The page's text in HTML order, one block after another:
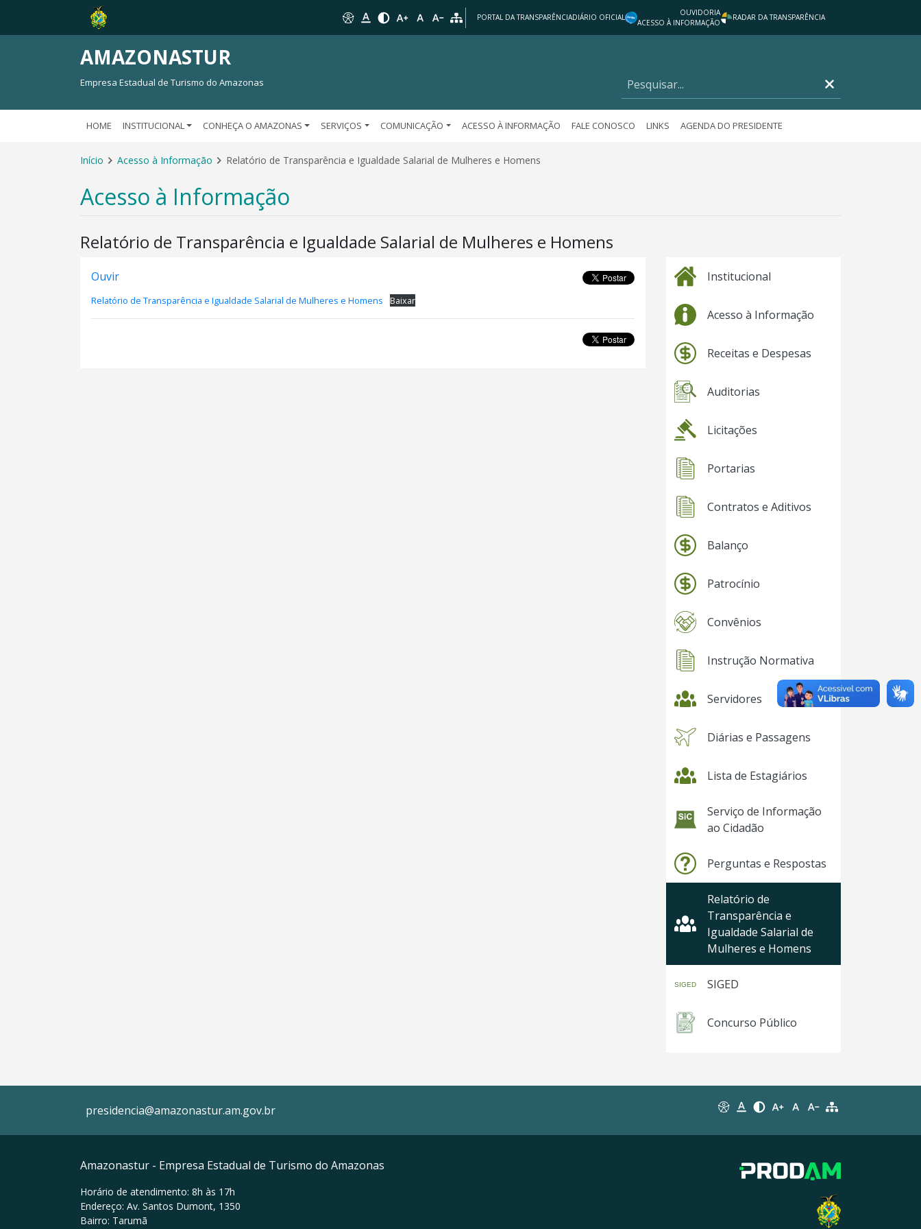
PORTAL DA TRANSPARÊNCIADIÁRIO OFICIAL
OUVIDORIA
ACESSO À INFORMAÇÃO
RADAR DA TRANSPARÊNCIA
AMAZONASTUR
Empresa Estadual de Turismo do Amazonas
HOME INSTITUCIONAL CONHEÇA O AMAZONAS SERVIÇOS COMUNICAÇÃO ACESSO À INFORMAÇÃO FALE CONOSCO LINKS AGENDA DO PRESIDENTE
Início Acesso à Informação Relatório de Transparência e Igualdade Salarial de Mulheres e Homens
Acesso à Informação
Institucional
Acesso à Informação
Receitas e Despesas
Auditorias
Licitações
Portarias
Contratos e Aditivos
Balanço
Patrocínio
Convênios
Instrução Normativa
Servidores
Diárias e Passagens
Lista de Estagiários
Serviço de Informação
ao Cidadão
Perguntas e Respostas
Relatório de
Transparência e
Igualdade Salarial de
Mulheres e Homens
SIGED
Concurso Público
Relatório de Transparência e Igualdade Salarial de Mulheres e Homens
Ouvir
Relatório de Transparência e Igualdade Salarial de Mulheres e Homens Baixar
presidencia@amazonastur.am.gov.br
Amazonastur - Empresa Estadual de Turismo do Amazonas
Horário de atendimento: 8h às 17h
Endereço: Av. Santos Dumont, 1350
Bairro: Tarumã